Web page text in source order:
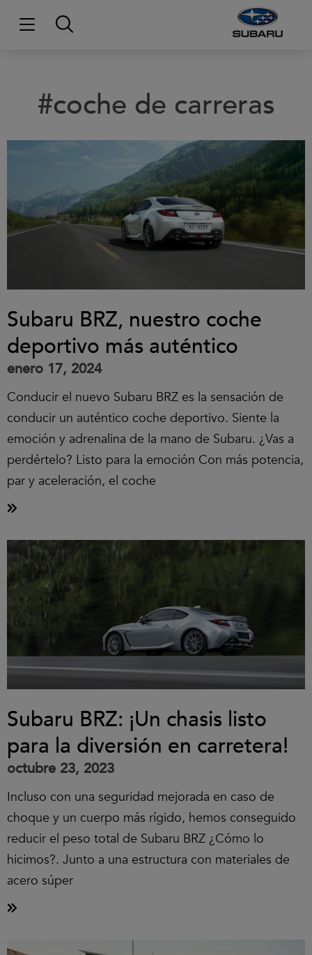
#coche de carreras
Subaru BRZ, nuestro coche
deportivo más auténtico
enero 17, 2024
Conducir el nuevo Subaru BRZ es la sensación de
conducir un auténtico coche deportivo. Siente la
emoción y adrenalina de la mano de Subaru. ¿Vas a
perdértelo? Listo para la emoción Con más potencia,
par y aceleración, el coche
Subaru BRZ: ¡Un chasis listo
para la diversión en carretera!
octubre 23, 2023
Incluso con una seguridad mejorada en caso de
choque y un cuerpo más rígido, hemos conseguido
reducir el peso total de Subaru BRZ ¿Cómo lo
hicimos?. Junto a una estructura con materiales de
acero súper